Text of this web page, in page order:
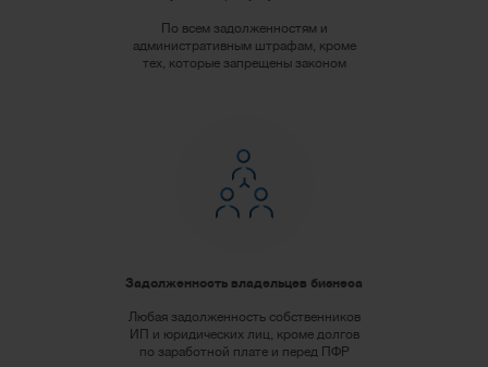
По всем задолженностям и
административным штрафам, кроме
тех, которые запрещены законом
Задолженность владельцев бизнеса
Любая задолженность собственников
ИП и юридических лиц, кроме долгов
по заработной плате и перед ПФР